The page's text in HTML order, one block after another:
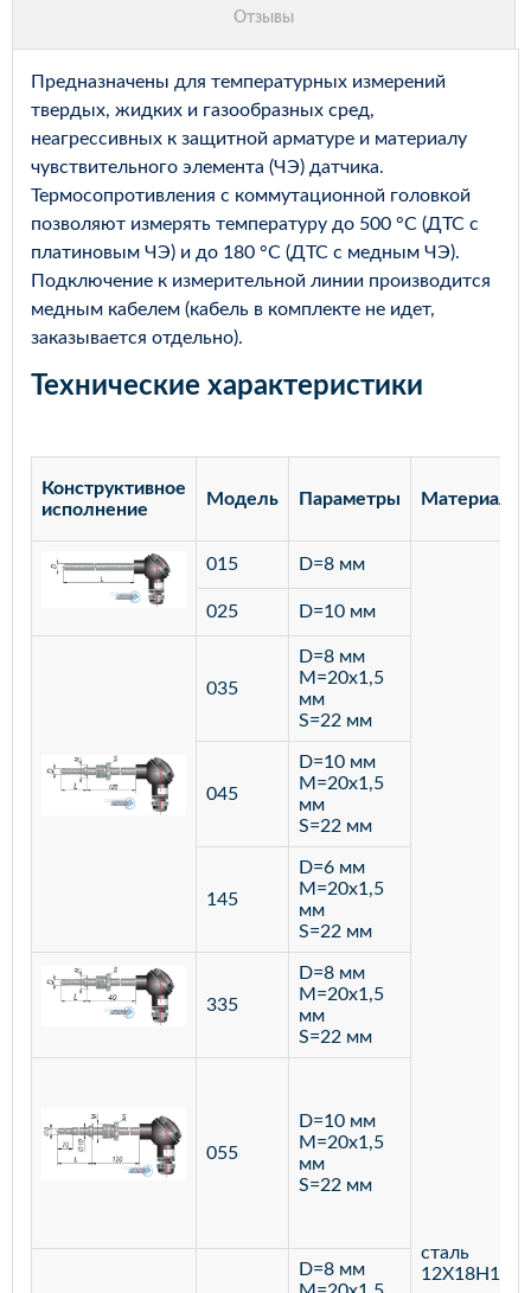
Предназначены для температурных измерений
твердых, жидких и газообразных сред,
неагрессивных к защитной арматуре и материалу
чувствительного элемента (ЧЭ) датчика.
Термосопротивления с коммутационной головкой
позволяют измерять температуру до 500 °С (ДТС с
платиновым ЧЭ) и до 180 °С (ДТС с медным ЧЭ).
Подключение к измерительной линии производится
медным кабелем (кабель в комплекте не идет,
заказывается отдельно).
Технические характеристики
Конструктивное
исполнение
Модель Параметры Материал
015 D=8 мм
сталь
12Х18Н10Т
025 D=10 мм
035
D=8 мм
M=20х1,5
мм
S=22 мм
045
D=10 мм
M=20х1,5
мм
S=22 мм
145
D=6 мм
M=20х1,5
мм
S=22 мм
335
D=8 мм
M=20х1,5
мм
S=22 мм
055
D=10 мм
M=20х1,5
мм
S=22 мм
D=8 мм